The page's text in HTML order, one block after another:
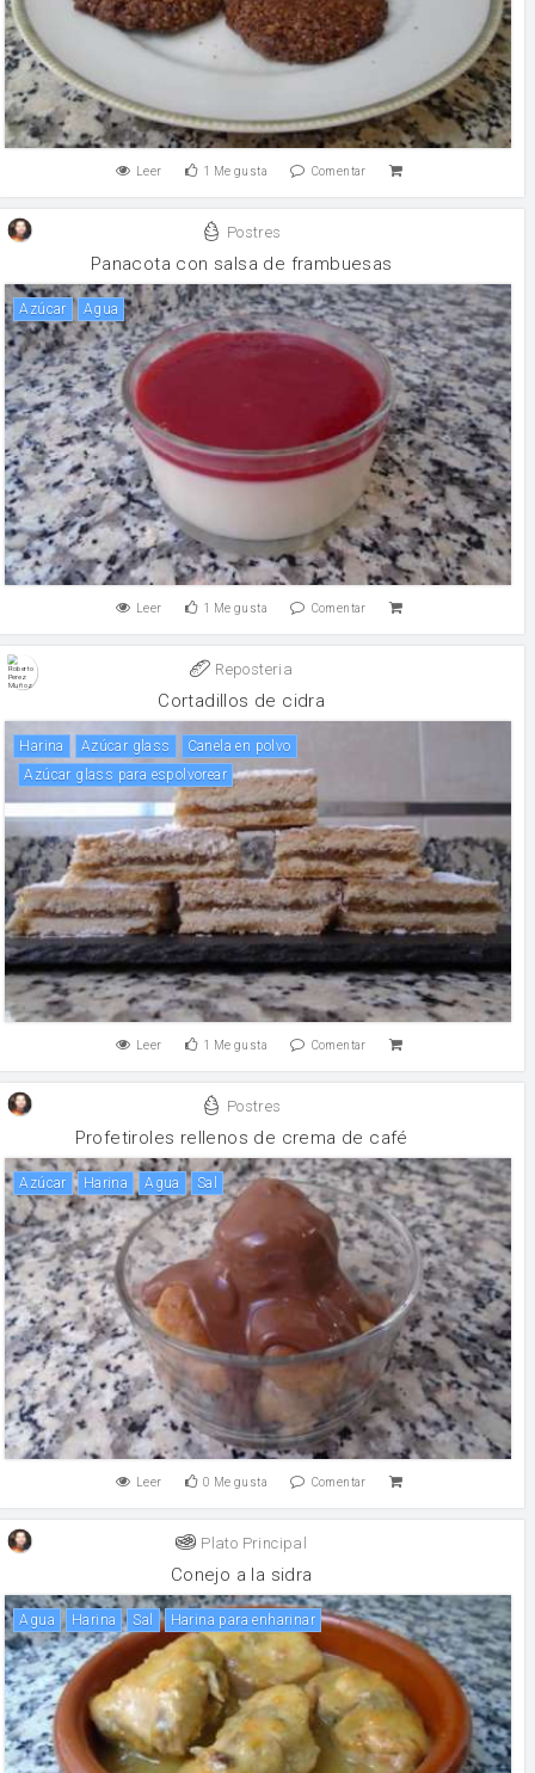
Leer 1 Me gusta Comentar
Postres
Panacota con salsa de frambuesas
Azúcar agua
Leer 1 Me gusta Comentar
Reposteria
Cortadillos de cidra
harina Azúcar glass
canela en polvo
Azúcar glass para espolvorear
Leer 1 Me gusta Comentar
Postres
Profetiroles rellenos de crema de café
Azúcar harina agua sal
Leer 0 Me gusta Comentar
Plato Principal
Conejo a la sidra
agua harina sal Harina para enharinar